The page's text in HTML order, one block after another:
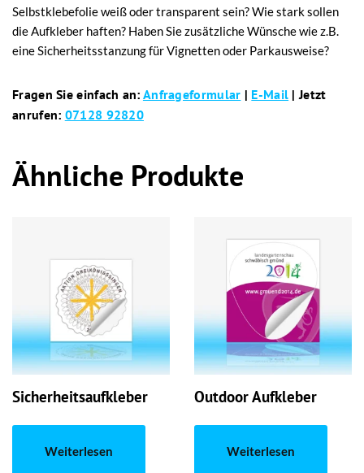
Selbstklebefolie weiß oder transparent sein? Wie stark sollen
die Aufkleber haften? Haben Sie zusätzliche Wünsche wie z.B.
eine Sicherheitsstanzung für Vignetten oder Parkausweise?
Fragen Sie einfach an: Anfrageformular | E-Mail | Jetzt
anrufen: 07128 92820
Ähnliche Produkte
Sicherheitsaufkleber
Weiterlesen
Outdoor Aufkleber
Weiterlesen